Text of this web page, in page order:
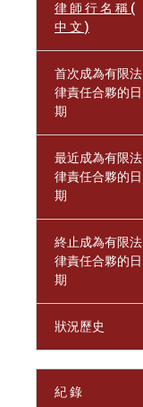
律 師 行 名 稱 (
中 文 )
首次成為有限法
律責任合夥的日
期
最近成為有限法
律責任合夥的日
期
終止成為有限法
律責任合夥的日
期
狀況歷史
紀 錄